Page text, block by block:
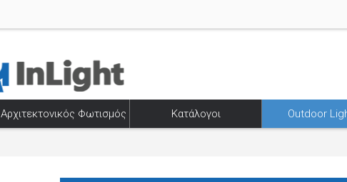
Αρχιτεκτονικός Φωτισμός Κατάλογοι Outdoor